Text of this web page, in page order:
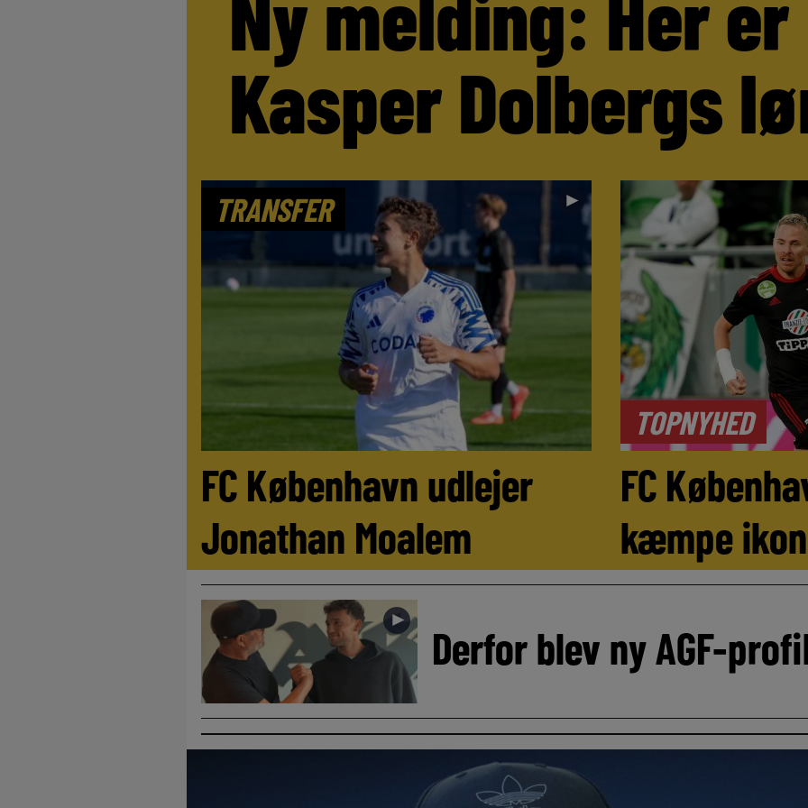
Kasper Dolbergs
TRANSFER ►
FC København udlejer
Jonathan Moalem
TOPNYHED
FC
kæmpe ikon
►
Derfor blev ny AGF-